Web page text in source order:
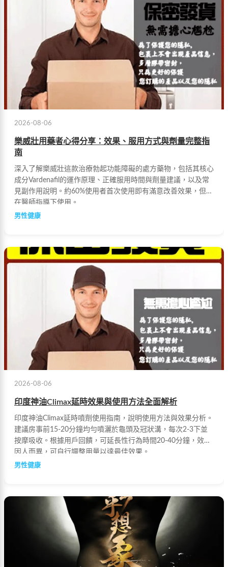
2026-08-06
樂威壯用藥者心得分享：效果、服用方式與劑量完整指
南
深入了解樂威壯這款治療勃起功能障礙的處方藥物，包括其核心
成分Vardenafil的運作原理、正確服用時間與劑量建議，以及常
見副作用說明。約60%使用者首次使用即有滿意改善效果，但需
在醫師指導下使用。
男性健康
2026-08-06
印度神油Climax延時效果與使用方法全面解析
印度神油Climax延時噴劑使用指南，說明使用方法與效果分析。
建議房事前15-20分鐘均勻噴灑於龜頭及冠狀溝，每次2-3下並
按摩吸收。根據用戶回饋，可延長性行為時間20-40分鐘，效果
因人而異，可自行調整用量以達最佳效果。
男性健康